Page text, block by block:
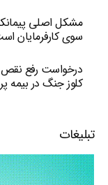
مشکل اصلی
سوی کارفرمایان
درخواست رفع
کلوز جنگ در بیمه
تبلیغات